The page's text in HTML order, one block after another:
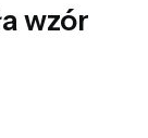
wzór